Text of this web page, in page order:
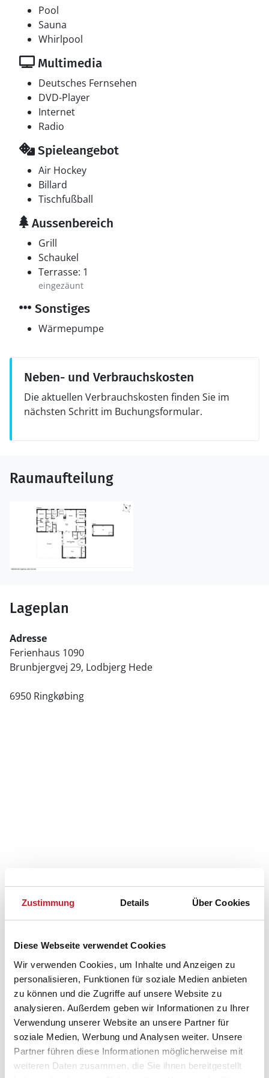
Zustimmung Details Über Cookies
Diese Webseite verwendet Cookies
Wir verwenden Cookies, um Inhalte und Anzeigen zu
personalisieren, Funktionen für soziale Medien anbieten
zu können und die Zugriffe auf unsere Website zu
analysieren. Außerdem geben wir Informationen zu Ihrer
Verwendung unserer Website an unsere Partner für
soziale Medien, Werbung und Analysen weiter. Unsere
Partner führen diese Informationen möglicherweise mit
weiteren Daten zusammen, die Sie ihnen bereitgestellt
Pool
Sauna
Whirlpool
Multimedia
Deutsches Fernsehen
DVD-Player
Internet
Radio
Spieleangebot
Air Hockey
Billard
Tischfußball
Aussenbereich
Grill
Schaukel
Terrasse: 1
eingezäunt
Sonstiges
Wärmepumpe
Neben- und Verbrauchskosten
Die aktuellen Verbrauchskosten finden Sie im
nächsten Schritt im Buchungsformular.
Raumaufteilung
Lageplan
Adresse
Ferienhaus 1090
Brunbjergvej 29, Lodbjerg Hede
6950 Ringkøbing
Belegungskalender
Reisedauer auswählen
Anzahl Reisende auswählen
Anreisetag im Belegungskalender anklicken
Sie bekommen Verfügbarkeit und Preis angezeigt
Bitte beachten Sie, dass sich bei Änderungen des
Reisezeitraumes auch Änderungen bei der